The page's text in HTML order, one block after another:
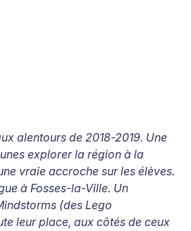
alentours de 2018-2019. Une
explorer la région à la
vraie accroche sur les élèves.
à Fosses-la-Ville. Un
(des Lego
leur place, aux côtés de ceux